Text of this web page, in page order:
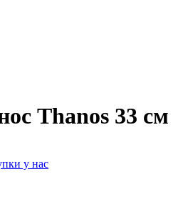
Thanos 33 см
у нас